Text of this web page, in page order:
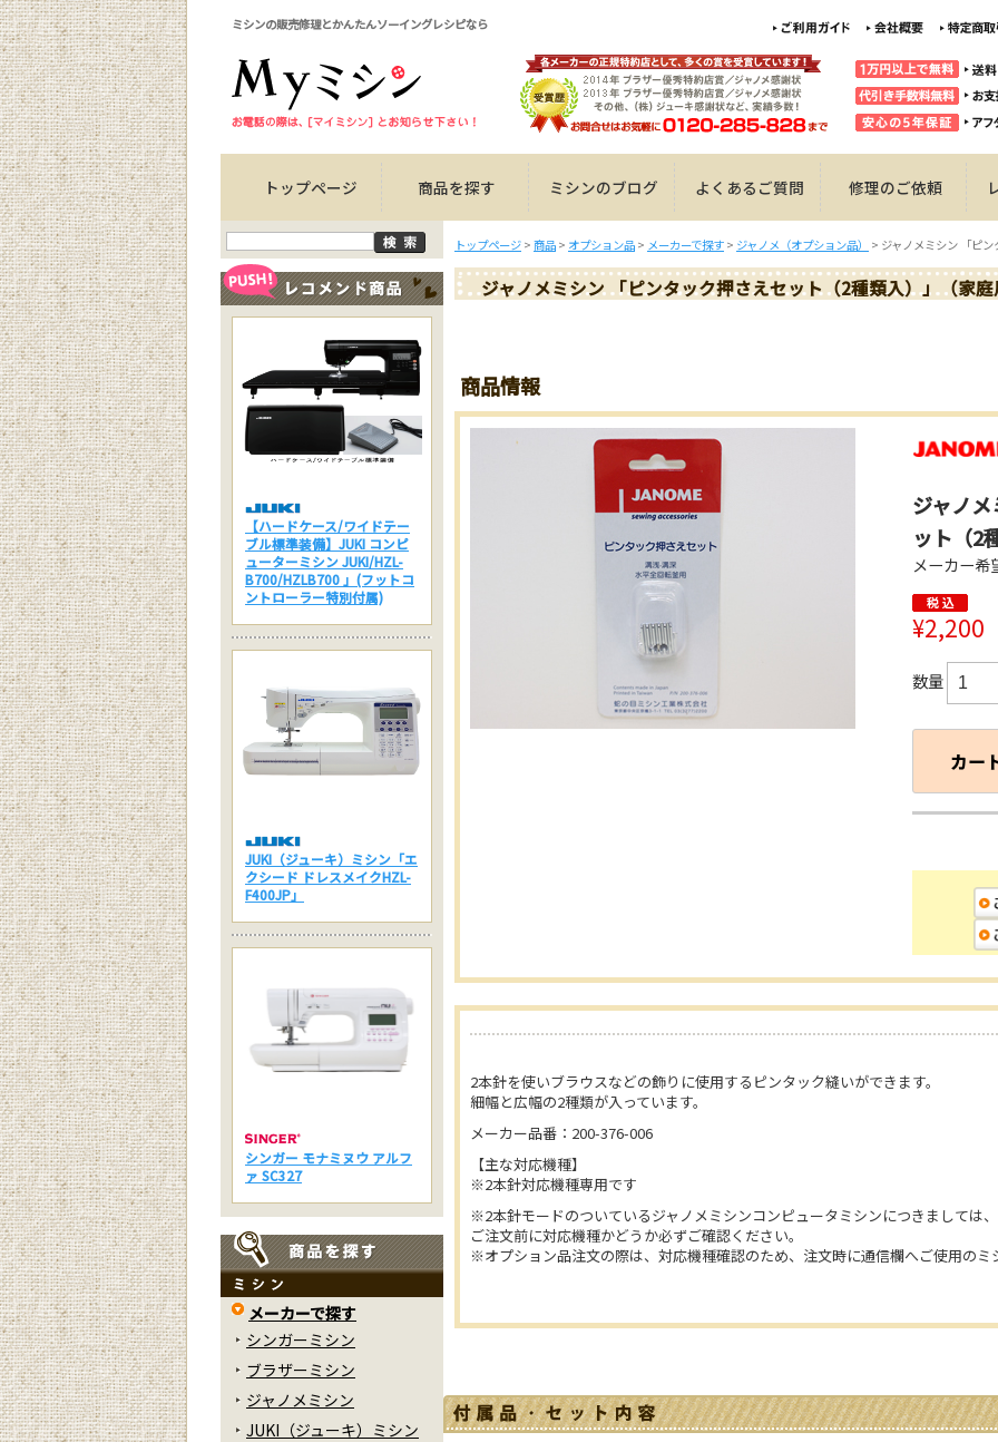
ミシンの販売修理とかんたんソーイングレシピなら
トップページ 商品を探す ミシンのブログ よくあるご質問 修理のご依頼
トップページ > 商品 > オプション品 > メーカーで探す > ジャノメ（オプション品） > ジャノメミシン 「ピ
ジャノメミシン 「ピンタック押さえセット（2種類入）」（家
商品情報
ジャノ
ット（2
メーカー希
¥2,200
数量
2本針を使いブラウスなどの飾りに使用するピンタック縫いができます。
細幅と広幅の2種類が入っています。
メーカー品番：200-376-006
【主な対応機種】
※2本針対応機種専用です
※2本針モードのついているジャノメミシンコンピュータミシンにつきましては
ご注文前に対応機種かどうか必ずご確認ください。
※オプション品注文の際は、対応機種確認のため、注文時に通信欄へご使用の
【ハードケース/ワイドテー
ブル標準装備】JUKI コンピ
ューターミシン JUKI/HZL-
B700/HZLB700 」(フットコ
ントローラー特別付属)
JUKI（ジューキ）ミシン「エ
クシード ドレスメイクHZL-
F400JP」
シンガー モナミヌウ アルフ
ァ SC327
メーカーで探す
シンガーミシン
ブラザーミシン
ジャノメミシン
JUKI（ジューキ）ミシン